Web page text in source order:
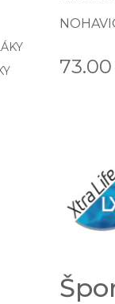
73.00